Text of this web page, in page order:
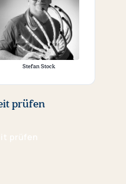
Stefan Stock
prüfen